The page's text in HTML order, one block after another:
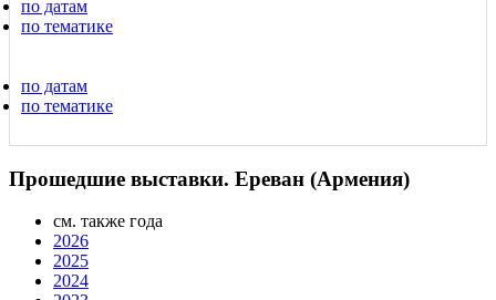
по датам
по тематике
по датам
по тематике
Прошедшие выставки. Ереван (Армения)
см. также года
2026
2025
2024